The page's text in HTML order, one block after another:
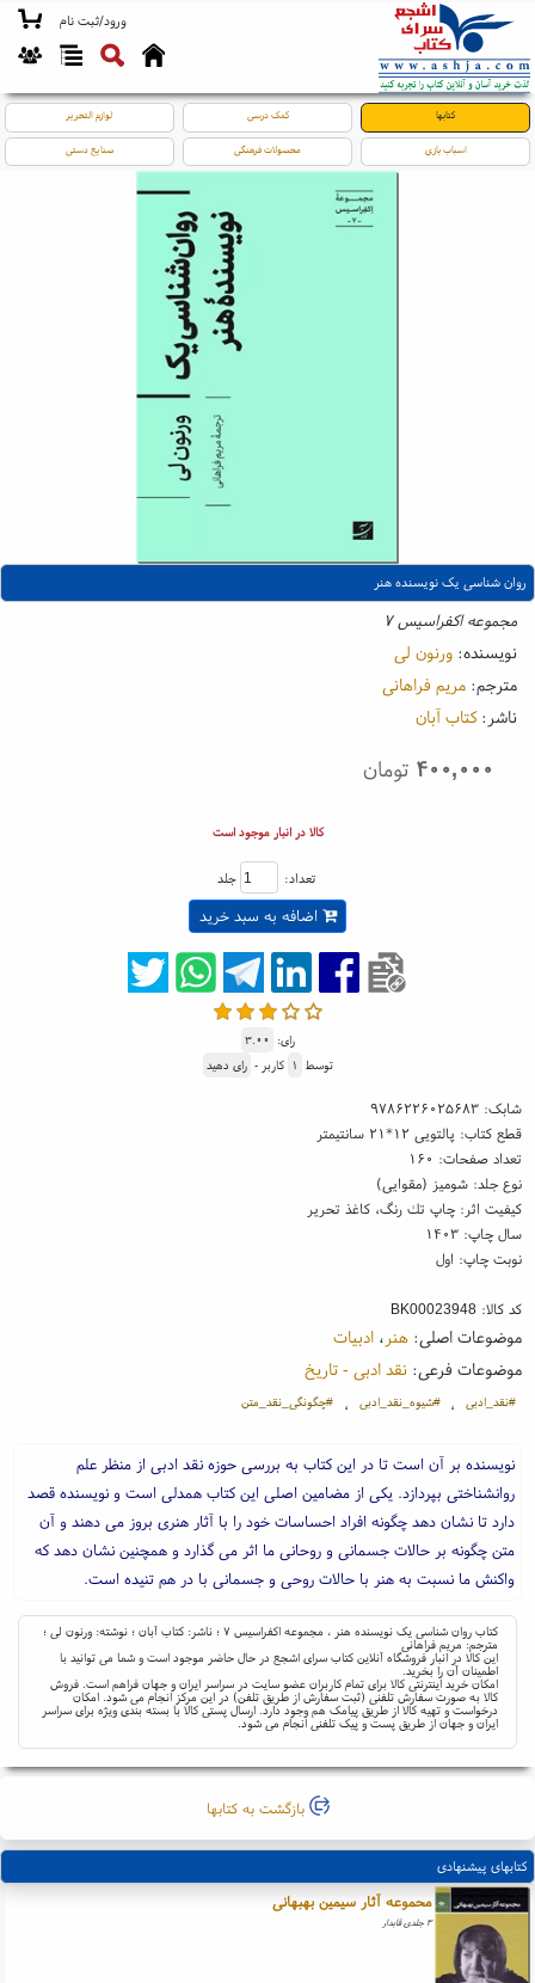
ورود/ثبت نام
کتابها کمک درسی لوازم التحریر
اسباب بازی محصولات فرهنگی صنایع دستی
روان شناسی یک نویسنده هنر
مجموعه اکفراسیس ۷
نویسنده: ورنون لی
مترجم: مریم فراهانی
ناشر:کتاب آبان
۴۰۰,۰۰۰ تومان
کالا در انبار موجود است
تعداد: جلد
اضافه به سبد خرید
رای: ۳.۰۰
توسط ۱ کاربر - رای دهید
شابک:۹۷۸۶۲۲۶۰۲۵۶۸۳
قطع کتاب: پالتویی ۱۲*۲۱ سانتیمتر
تعداد صفحات: ۱۶۰
نوع جلد: شومیز (مقوایی)
کیفیت اثر: چاپ تك رنگ، کاغذ تحریر
سال چاپ: ۱۴۰۳
نوبت چاپ: اول
کد کالا:BK00023948
موضوعات اصلی:هنر ،ادبیات
موضوعات فرعی:نقد ادبی - تاریخ
#نقد_ادبی ، #شیوه_نقد_ادبی ، #چگونگی_نقد_متن
نویسنده بر آن است تا در این کتاب به بررسی حوزه نقد ادبی از منظر علم
روانشناختی بپردازد. یکی از مضامین اصلی این کتاب همدلی است و نویسنده قصد
دارد تا نشان دهد چگونه افراد احساسات خود را با آثار هنری بروز می دهند و آن
متن چگونه بر حالات جسمانی و روحانی ما اثر می گذارد و همچنین نشان دهد که
واکنش ما نسبت به هنر با حالات روحی و جسمانی با در هم تنیده است.
کتاب روان شناسی یک نویسنده هنر ، مجموعه اکفراسیس ۷ ؛ ناشر: کتاب آبان ؛ نوشته: ورنون لی ؛
مترجم: مریم فراهانی
این کالا در انبار فروشگاه آنلاین کتاب سرای اشجع در حال حاضر موجود است و شما می توانید با
اطمینان آن را بخرید.
امکان خرید اینترنتی کالا برای تمام کاربران عضو سایت در سراسر ایران و جهان فراهم است. فروش
کالا به صورت سفارش تلفنی (ثبت سفارش از طریق تلفن) در این مرکز انجام می شود. امکان
درخواست و تهیه کالا از طریق پیامک هم وجود دارد. ارسال پستی کالا با بسته بندی ویژه برای سراسر
ایران و جهان از طریق پست و پیک تلفنی انجام می شود.
بازگشت به کتابها
کتابهای پیشنهادی
محموعه آثار سیمین بهبهانی
۳ جلدی قابدار